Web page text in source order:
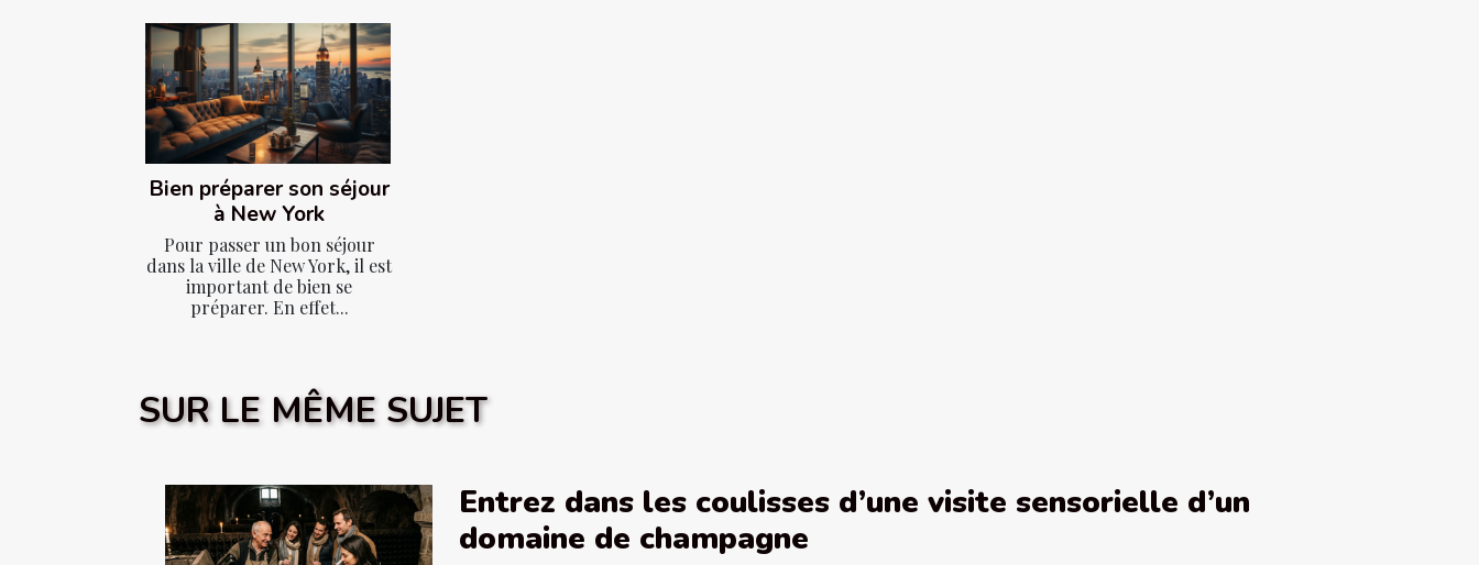
Bien préparer son séjour
à New York
Pour passer un bon séjour
dans la ville de New York, il est
important de bien se
préparer. En effet...
SUR LE MÊME SUJET
Entrez dans les coulisses d’une visite sensorielle d’un
domaine de champagne